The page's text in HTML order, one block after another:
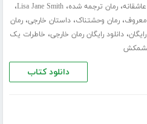
،رمان ترجمه شده،Lisa Jane Smith،
معروف،رمان وحشتناک،داستان خارجی،رمان
،دانلود رایگان رمان خارجی، خاطرات یک
دانلود کتاب